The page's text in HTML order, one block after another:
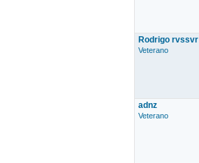
Rodrigo rvssvr
Veterano
adnz
Veterano